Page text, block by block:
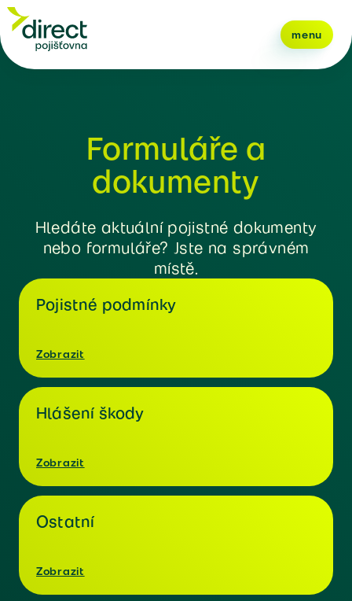
menu
Formuláře a
dokumenty
Hledáte aktuální pojistné dokumenty
nebo formuláře? Jste na správném
místě.
Pojistné podmínky
Zobrazit
Hlášení škody
Zobrazit
Ostatní
Zobrazit